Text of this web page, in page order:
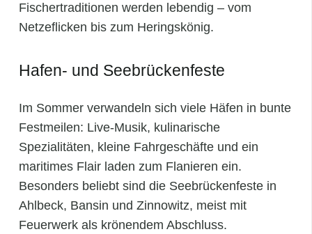
Fischertraditionen werden lebendig – vom
Netzeflicken bis zum Heringskönig.
Hafen- und Seebrückenfeste
Im Sommer verwandeln sich viele Häfen in bunte
Festmeilen: Live-Musik, kulinarische
Spezialitäten, kleine Fahrgeschäfte und ein
maritimes Flair laden zum Flanieren ein.
Besonders beliebt sind die Seebrückenfeste in
Ahlbeck, Bansin und Zinnowitz, meist mit
Feuerwerk als krönendem Abschluss.